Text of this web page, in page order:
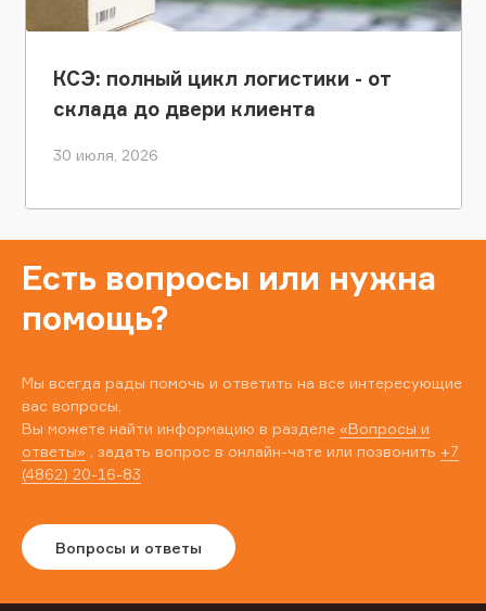
КСЭ: полный цикл логистики - от
склада до двери клиента
30 июля, 2026
Есть вопросы или нужна
помощь?
Мы всегда рады помочь и ответить на все интересующие
вас вопросы.
Вы можете найти информацию в разделе «Вопросы и
ответы» , задать вопрос в онлайн-чате или позвонить +7
(4862) 20-16-83
Вопросы и ответы